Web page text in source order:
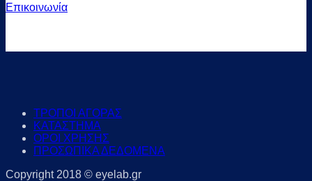
Επικοινωνία
ΤΡΟΠΟΙ ΑΓΟΡΑΣ
ΚΑΤΑΣΤΗΜΑ
ΟΡΟΙ ΧΡΗΣΗΣ
ΠΡΟΣΩΠΙΚΑ ΔΕΔΟΜΕΝΑ
Copyright 2018 © eyelab.gr